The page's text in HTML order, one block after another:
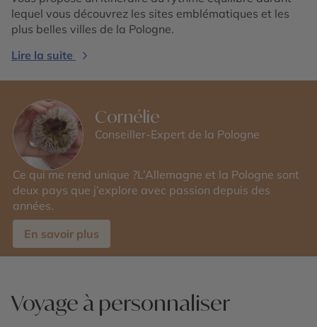
lequel vous découvrez les sites emblématiques et les
plus belles villes de la Pologne.
Lire la suite
Cornélie
Conseiller-Expert de la Pologne
Ce qui me rend unique ?L’Allemagne et la Pologne sont
deux pays que j’explore avec passion depuis des
années.
En savoir plus
Voyage à personnaliser